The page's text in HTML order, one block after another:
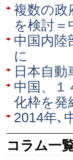
複数の政
を検討＝
中国内陸
に
日本自
中国、１
化枠を発
2014年､
コラム一